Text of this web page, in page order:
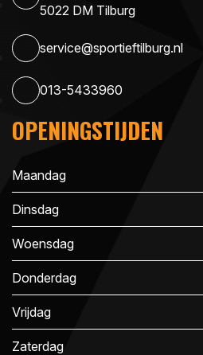
5022 DM Tilburg
service@sportieftilburg.nl
013-5433960
OPENINGSTIJDEN
Maandag
Dinsdag
Woensdag
Donderdag
Vrijdag
Zaterdag